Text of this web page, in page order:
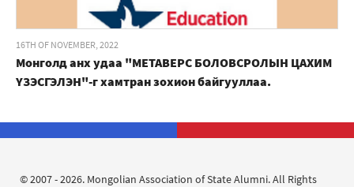
16TH OF NOVEMBER, 2022
Монголд анх удаа "МЕТАВЕРС БОЛОВСРОЛЫН ЦАХИМ
ҮЗЭСГЭЛЭН"-г хамтран зохион байгууллаа.
© 2007 - 2026. Mongolian Association of State Alumni. All Rights